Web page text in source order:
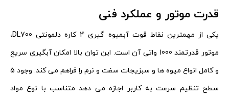
قدرت موتور و عملکرد فنی
یکی از مهمترین نقاط قوت آبمیوه گیری 4 کاره دلمونتی DL700،
موتور قدرتمند 1000 واتی آن است. این توان بالا امکان آبگیری سریع
و کامل انواع میوه ها و سبزیجات سفت و نرم را فراهم می کند. وجود 5
سطح تنظیم سرعت به کاربر اجازه می دهد متناسب با نوع مواد